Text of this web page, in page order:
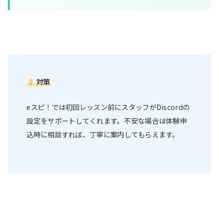
対策
eスピ！では初回レッスン前にスタッフがDiscordの
設定をサポートしてくれます。不安な場合は体験申
込時に相談すれば、丁寧に案内してもらえます。